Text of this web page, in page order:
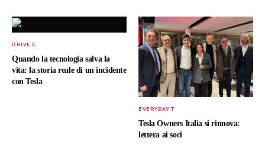
DRIVE E
Quando la tecnologia salva la
vita: la storia reale di un incidente
con Tesla
EVERYDAY T
Tesla Owners Italia si rinnova:
lettera ai soci